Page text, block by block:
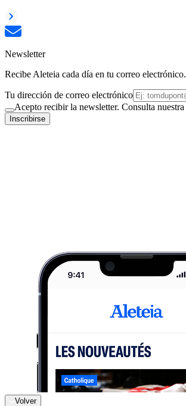
Newsletter
Recibe Aleteia cada día en tu correo electrónico.
Tu dirección de correo electrónico
Acepto recibir la newsletter. Consulta nuestra
Inscribirse
Volver